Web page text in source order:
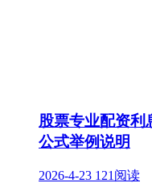
股票专业配资利
公式举例说明
2026-4-23 121阅读